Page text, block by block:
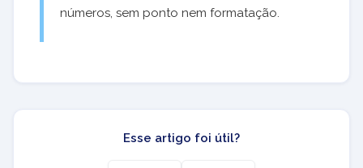
números, sem ponto nem formatação.
Esse artigo foi útil?